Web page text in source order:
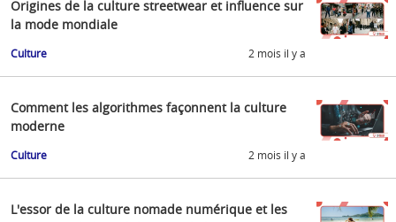
Origines de la culture streetwear et influence sur
la mode mondiale
Culture 2 mois il y a
Comment les algorithmes façonnent la culture
moderne
Culture 2 mois il y a
L'essor de la culture nomade numérique et les